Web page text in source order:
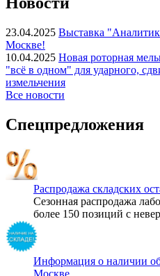
23.04.2025 Выставка
Москве!
10.04.2025 Новая роторная
"всё в одном" для ударного,
измельчения
Все новости
Спецпредложения
Распродажа складских
Сезонная распродажа
более 150 позиций с
Информация о наличии
Москве